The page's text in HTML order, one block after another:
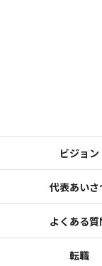
ビジョン
代表あいさ
よくある質
転職